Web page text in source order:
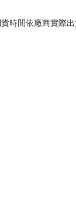
還請下單後準時取